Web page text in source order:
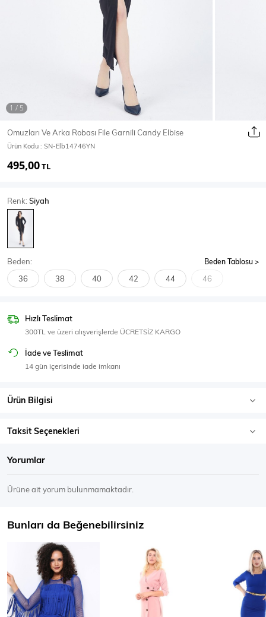
Mont & Kaban
T-Shirt
Body
SPOR GİYİM
Eşofman Üstü
Omuzları Ve Arka Robası File Garnili Candy Elbise
Ürün Kodu : SN-Elb14746YN
495,00TL
Renk:Siyah
Beden: Beden Tablosu
36 38 40 42 44 46
Hızlı Teslimat
300TL ve üzeri alışverişlerde ÜCRETSİZ KARGO
İade ve Teslimat
14 gün içerisinde iade imkanı
Ürün Bilgisi
Taksit Seçenekleri
Yorumlar
Ürüne ait yorum bulunmamaktadır.
Bunları da Beğenebilirsiniz